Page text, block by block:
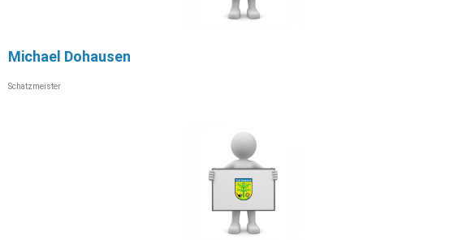
Michael Dohausen
Schatzmeister